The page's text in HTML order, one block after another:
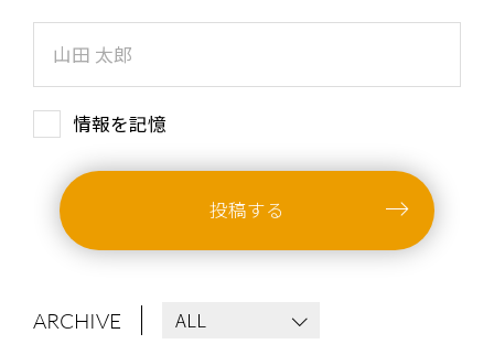
情報を記憶
投稿する
ARCHIVE ALL